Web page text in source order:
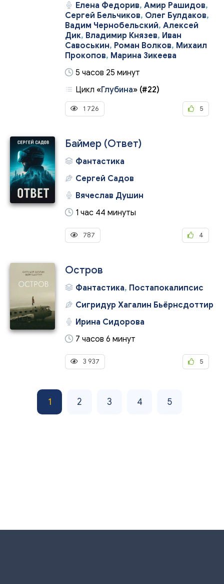
Елена Федорив, Амир Рашидов,
Сергей Бельчиков, Олег Булдаков,
Вадим Чернобельский, Алексей
Дик, Владимир Князев, Иван
Савоськин, Роман Волков, Михаил
Прокопов, Марина Зикеева
5 часов 25 минут
Цикл «Глубина» (#22)
1 726 5
Баймер (Ответ)
Фантастика
Сергей Садов
Вячеслав Душин
1 час 44 минуты
787 4
Остров
Фантастика, Постапокалипсис
Сигридур Хагалин Бьёрнсдоттир
Ирина Сидорова
7 часов 6 минут
3 937 5
1 2 3 4 5